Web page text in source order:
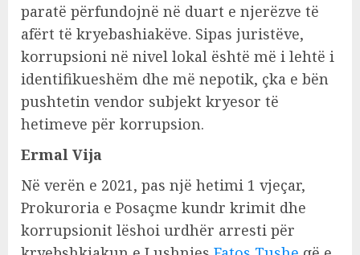
paratë përfundojnë në duart e njerëzve të
afërt të kryebashiakëve. Sipas juristëve,
korrupsioni në nivel lokal është më i lehtë i
identifikueshëm dhe më nepotik, çka e bën
pushtetin vendor subjekt kryesor të
hetimeve për korrupsion.
Ermal Vija
Në verën e 2021, pas një hetimi 1 vjeçar,
Prokuroria e Posaçme kundr krimit dhe
korrupsionit lëshoi urdhër arresti për